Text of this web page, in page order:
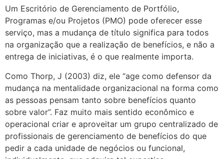
Um Escritório de Gerenciamento de Portfólio,
Programas e/ou Projetos (PMO) pode oferecer esse
serviço, mas a mudança de título significa para todos
na organização que a realização de benefícios, e não a
entrega de iniciativas, é o que realmente importa.
Como Thorp, J (2003) diz, ele “age como defensor da
mudança na mentalidade organizacional na forma como
as pessoas pensam tanto sobre benefícios quanto
sobre valor”. Faz muito mais sentido econômico e
operacional criar e aproveitar um grupo centralizado de
profissionais de gerenciamento de benefícios do que
pedir a cada unidade de negócios ou funcional,